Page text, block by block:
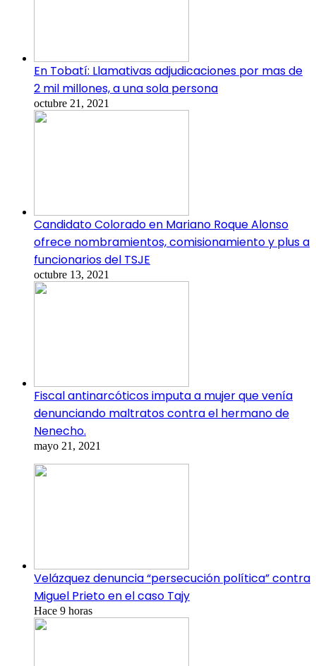
En Tobatí: Llamativas adjudicaciones por mas de
2 mil millones, a una sola persona
octubre 21, 2021
Candidato Colorado en Mariano Roque Alonso
ofrece nombramientos, comisionamiento y plus a
funcionarios del TSJE
octubre 13, 2021
Fiscal antinarcóticos imputa a mujer que venía
denunciando maltratos contra el hermano de
Nenecho.
mayo 21, 2021
Velázquez denuncia “persecución política” contra
Miguel Prieto en el caso Tajy
Hace 9 horas